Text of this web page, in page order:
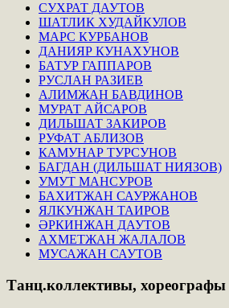
СУХРАТ ДАУТОВ
ШАТЛИК ХУДАЙКУЛОВ
МАРС КУРБАНОВ
ДАНИЯР КУНАХУНОВ
БАТУР ГАППАРОВ
РУСЛАН РАЗИЕВ
АЛИМЖАН БАВДИНОВ
МУРАТ АЙСАРОВ
ДИЛЬШАТ ЗАКИРОВ
РУФАТ АБЛИЗОВ
КАМУНАР ТУРСУНОВ
БАГДАН (ДИЛЬШАТ НИЯЗОВ)
УМУТ МАНСУРОВ
БАХИТЖАН САУРЖАНОВ
ЯЛКУНЖАН ТАИРОВ
ӘРКИНЖАН ДАУТОВ
АХМЕТЖАН ЖАЛАЛОВ
МУСАЖАН САУТОВ
Танц.коллективы, хореографы